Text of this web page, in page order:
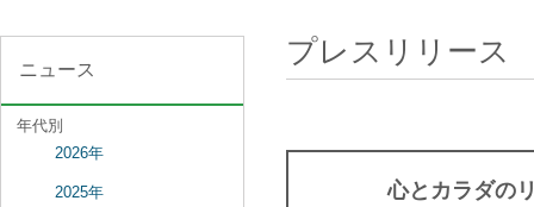
プレスリリース
心とカラダの
ニュース
年代別
2026年
2025年